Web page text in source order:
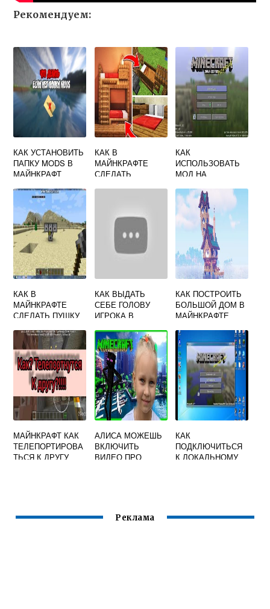
Рекомендуем:
КАК УСТАНОВИТЬ
ПАПКУ MODS В
МАЙНКРАФТ
КАК В
МАЙНКРАФТЕ
СДЕЛАТЬ
КАК
ИСПОЛЬЗОВАТЬ
МОД НА
КАК В
МАЙНКРАФТЕ
СДЕЛАТЬ ПУШКУ
КАК ВЫДАТЬ
СЕБЕ ГОЛОВУ
ИГРОКА В
КАК ПОСТРОИТЬ
БОЛЬШОЙ ДОМ В
МАЙНКРАФТЕ
МАЙНКРАФТ КАК
ТЕЛЕПОРТИРОВА
ТЬСЯ К ДРУГУ
АЛИСА МОЖЕШЬ
ВКЛЮЧИТЬ
ВИДЕО ПРО
КАК
ПОДКЛЮЧИТЬСЯ
К ЛОКАЛЬНОМУ
Реклама